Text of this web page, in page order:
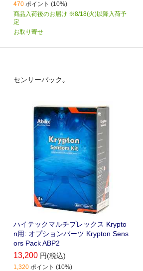
470 ポイント (10%)
商品入荷後のお届け ※8/18(火)以降入荷予
定
お取り寄せ
センサーパック｡
ハイテックマルチプレックス Krypto
n用: オプションパーツ Krypton Sens
ors Pack ABP2
13,200 円(税込)
1,320 ポイント (10%)